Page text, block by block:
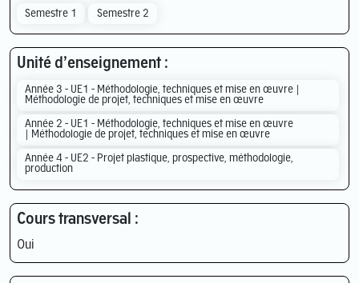
Semestre 1 Semestre 2
Unité d’enseignement :
Année 3 - UE1 - Méthodologie, techniques et mise en œuvre |
Méthodologie de projet, techniques et mise en œuvre
Année 2 - UE1 - Méthodologie, techniques et mise en œuvre
| Méthodologie de projet, techniques et mise en œuvre
Année 4 - UE2 - Projet plastique, prospective, méthodologie,
production
Cours transversal :
Oui